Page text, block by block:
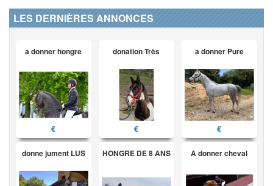
LES DERNIÈRES ANNONCES
a donner hongre
€
donation Très
€
a donner Pure
€
donne jument LUS HONGRE DE 8 ANS A donner cheval